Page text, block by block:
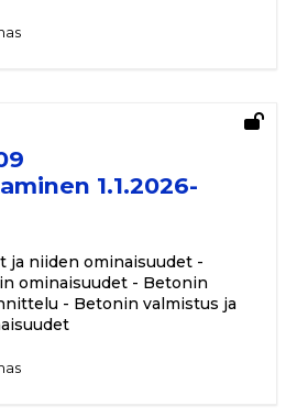
1.1.2026-
ja niiden ominaisuudet -
ominaisuudet - Betonin
- Betonin valmistus ja